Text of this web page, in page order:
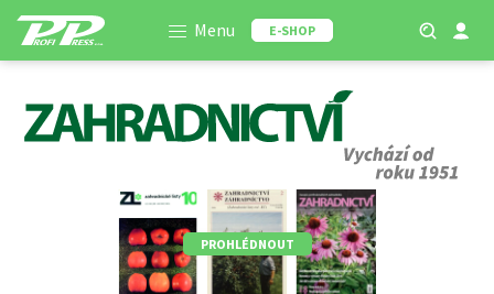
Menu E-SHOP
PROHLÉDNOUT